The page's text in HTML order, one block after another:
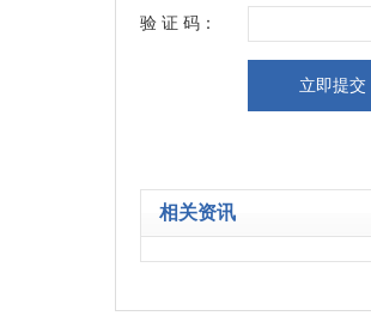
验 证 码：
相关资讯